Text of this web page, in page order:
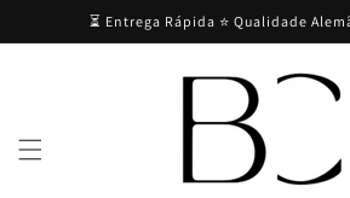
conteúdo
⏳ Entrega Rápida ⭐ Qualidade